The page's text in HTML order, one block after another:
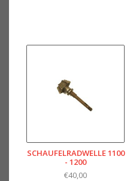
SCHAUFELRADWELLE 1100
- 1200
€40,00